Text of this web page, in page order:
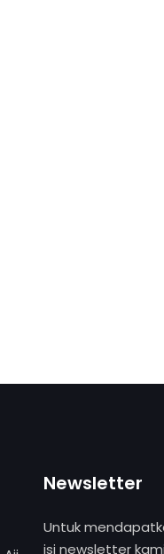
Newsletter
Untuk
isi newsletter kami